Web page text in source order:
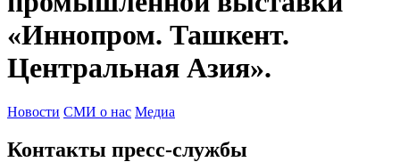
«Иннопром. Ташкент.
Центральная Азия».
Новости СМИ о нас Медиа
Контакты пресс‑службы